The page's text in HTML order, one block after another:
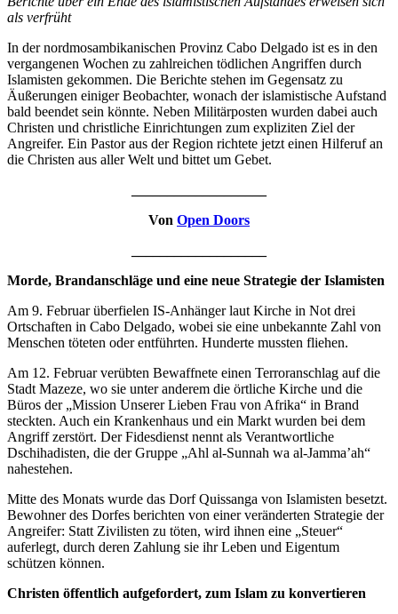
als verfrüht
In der nordmosambikanischen Provinz Cabo Delgado ist es in den
vergangenen Wochen zu zahlreichen tödlichen Angriffen durch
Islamisten gekommen. Die Berichte stehen im Gegensatz zu
Äußerungen einiger Beobachter, wonach der islamistische Aufstand
bald beendet sein könnte. Neben Militärposten wurden dabei auch
Christen und christliche Einrichtungen zum expliziten Ziel der
Angreifer. Ein Pastor aus der Region richtete jetzt einen Hilferuf an
die Christen aus aller Welt und bittet um Gebet.
Von Open Doors
Morde, Brandanschläge und eine neue Strategie der Islamisten
Am 9. Februar überfielen IS-Anhänger laut Kirche in Not drei
Ortschaften in Cabo Delgado, wobei sie eine unbekannte Zahl von
Menschen töteten oder entführten. Hunderte mussten fliehen.
Am 12. Februar verübten Bewaffnete einen Terroranschlag auf die
Stadt Mazeze, wo sie unter anderem die örtliche Kirche und die
Büros der „Mission Unserer Lieben Frau von Afrika“ in Brand
steckten. Auch ein Krankenhaus und ein Markt wurden bei dem
Angriff zerstört. Der Fidesdienst nennt als Verantwortliche
Dschihadisten, die der Gruppe „Ahl al-Sunnah wa al-Jamma’ah“
nahestehen.
Mitte des Monats wurde das Dorf Quissanga von Islamisten besetzt.
Bewohner des Dorfes berichten von einer veränderten Strategie der
Angreifer: Statt Zivilisten zu töten, wird ihnen eine „Steuer“
auferlegt, durch deren Zahlung sie ihr Leben und Eigentum
schützen können.
Christen öffentlich aufgefordert, zum Islam zu konvertieren